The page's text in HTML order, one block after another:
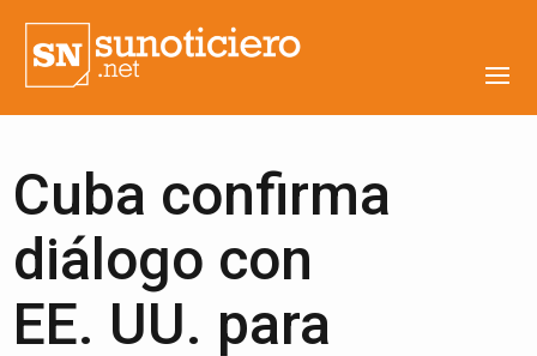
Cuba confirma
diálogo con
EE. UU. para